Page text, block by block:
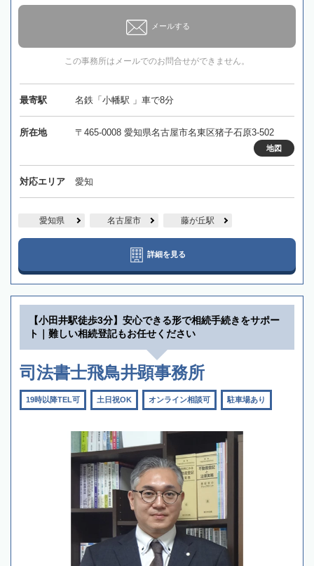
メールする
この事務所はメールでのお問合せができません。
最寄駅 名鉄「小幡駅 」車で8分
所在地 〒465-0008 愛知県名古屋市名東区猪子石原3-502
地図
対応エリア 愛知
愛知県 名古屋市 藤が丘駅
詳細を見る
【小田井駅徒歩3分】安心できる形で相続手続きをサポー
ト｜難しい相続登記もお任せください
司法書士飛鳥井顕事務所
19時以降TEL可 土日祝OK オンライン相談可 駐車場あり